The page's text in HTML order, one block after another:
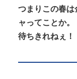
つまりこの春は
ャってことか。
待ちきれねぇ！